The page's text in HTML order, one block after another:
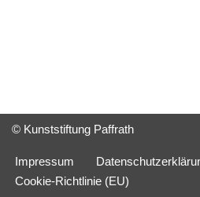
© Kunststiftung Paffrath
Impressum
Cookie-Richtlinie (EU)